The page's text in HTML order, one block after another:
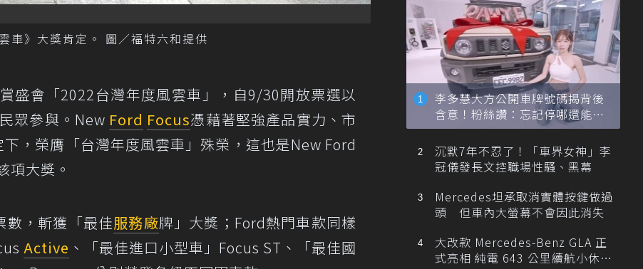
》大獎肯定。 圖／福特六和提供
盛會「2022台灣年度風雲車」，自9/30開放票選以
眾參與。New Ford Focus憑藉著堅強產品實力、市
，榮膺「台灣年度風雲車」殊榮，這也是New Ford
項大獎。
數，斬獲「最佳服務廠牌」大獎；Ford熱門車款同樣
Active 、「最佳進口小型車」Focus ST、「最佳國
李多慧大方公開車牌號碼揭背後
含意！粉絲讚：忘記停哪還能幫
忙找車
沉默7年不忍了！「車界女神」李
冠儀發長文控職場性騷、黑幕
Mercedes坦承取消實體按鍵做過
頭 但車內大螢幕不會因此消失
大改款 Mercedes-Benz GLA 正
式亮相 純電 643 公里續航小休